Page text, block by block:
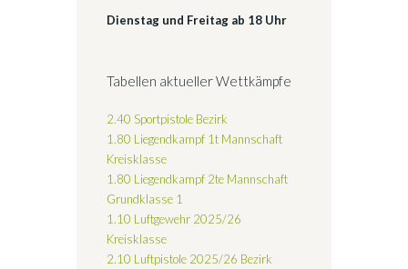
Dienstag und Freitag ab 18 Uhr
Tabellen aktueller Wettkämpfe
2.40 Sportpistole Bezirk
1.80 Liegendkampf 1t Mannschaft
Kreisklasse
1.80 Liegendkampf 2te Mannschaft
Grundklasse 1
1.10 Luftgewehr 2025/26
Kreisklasse
2.10 Luftpistole 2025/26 Bezirk